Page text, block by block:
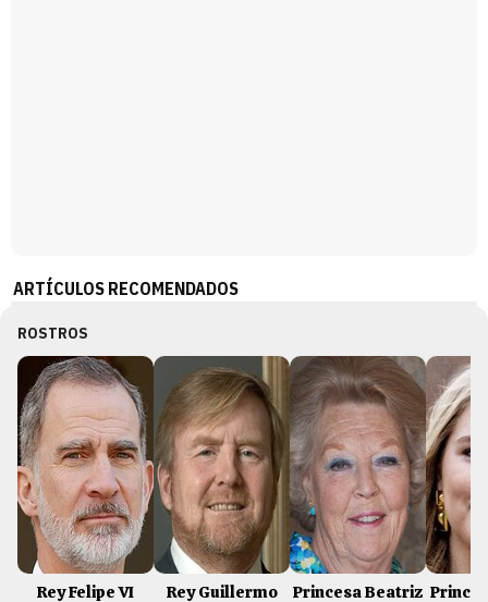
ARTÍCULOS RECOMENDADOS
ROSTROS
Rey Felipe VI
Rey Guillermo
Princesa Beatriz